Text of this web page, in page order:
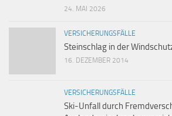
24. MAI 2026
VERSICHERUNGSFÄLLE
Steinschlag in der
16. DEZEMBER 2014
VERSICHERUNGSFÄLLE
Ski-Unfall durch